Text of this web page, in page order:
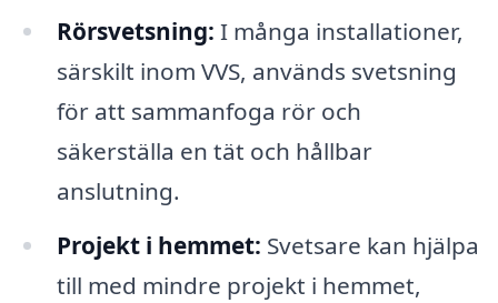
Rörsvetsning: I många installationer,
särskilt inom VVS, används svetsning
för att sammanfoga rör och
säkerställa en tät och hållbar
anslutning.
Projekt i hemmet: Svetsare kan hjälpa
till med mindre projekt i hemmet,